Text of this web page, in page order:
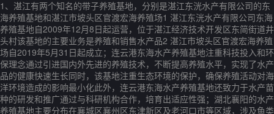
1、湛江有两个知名的带子养殖基地，分别是湛江东洸水产有限公司的东
海养殖基地和湛江市坡头区官渡宏海养殖场1 湛江东洸水产有限公司东海
养殖基地自2009年12月8日起运营，位于湛江经济技术开发区东简街道井
头村该基地的主要业务是养殖和销售水产品2 湛江市坡头区官渡宏海养殖
场自2019年5月31日起成立；连云港东海水产养殖基地注重科技投入和环
保理念通过引进国内外先进的养殖技术，不断提高养殖水平，实现了水产
品的健康快速生长同时，该基地注重生态环境的保护，确保养殖活动对海
洋环境造成的影响最小化此外，连云港东海水产养殖基地还致力于水产苗
种的研发和推广通过与科研机构合作，培育出适应性强；湖北襄阳的水产
养殖基地主要分布在襄城区襄州区东津新区及老河口市等区域，涉及鱼类